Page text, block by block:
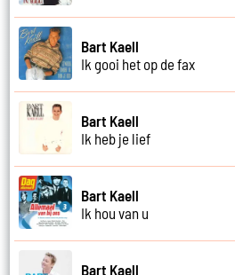
Bart Kaell
Ik gooi het op de fax
Bart Kaell
Ik heb je lief
Bart Kaell
Ik hou van u
Bart Kaell